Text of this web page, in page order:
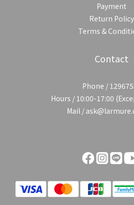
Payment
Return Policy
Terms &
Contact
Phone /
Hours / 10:00-17:00
Mail /